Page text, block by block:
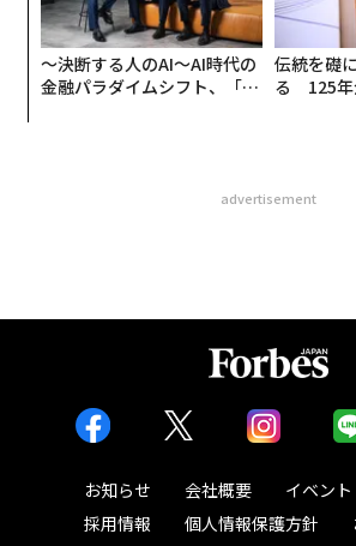
〜決断する人のAI〜AI時代の
金融パラダイムシフト、「超
伝統を礎
る 125年
advertisement
お知らせ 会社概要 イベント
採用情報
個人情報保護方針